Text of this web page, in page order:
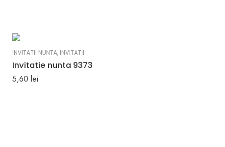
INVITATII NUNTA, INVITATII
Invitatie nunta 9373
5,60 lei